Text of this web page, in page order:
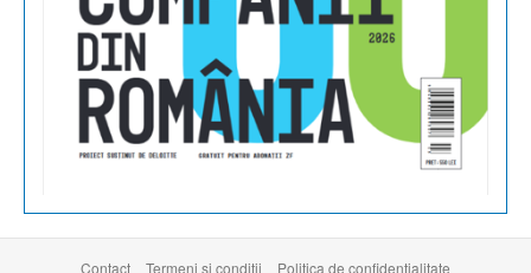
Contact Termeni şi condiţii Politica de confidențialitate